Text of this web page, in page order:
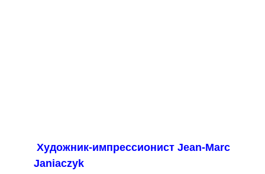
Художник-импрессионист Jean-Marc
Janiaczyk